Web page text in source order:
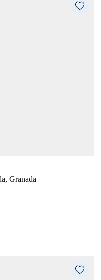
Granada